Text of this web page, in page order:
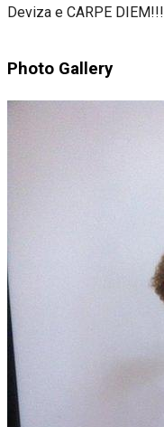
Deviza e CARPE DIEM!!!
Photo Gallery